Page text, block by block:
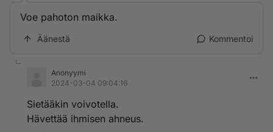
Voe pahoton maikka.
Äänestä Kommentoi
Anonyymi
2024-03-04 09:04:16
Sietääkin voivotella.
Hävettää ihmisen ahneus.